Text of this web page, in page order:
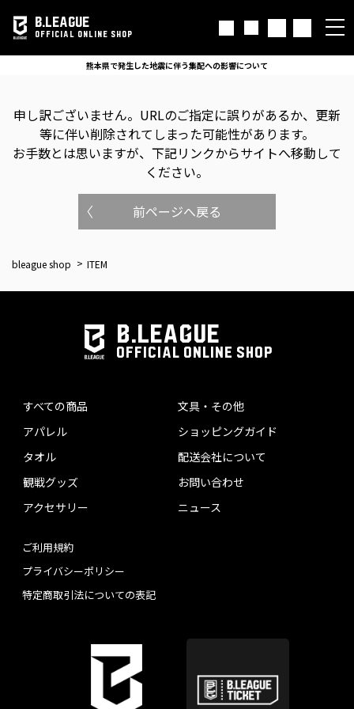
B.LEAGUE
OFFICIAL ONLINE SHOP
熊本県で発生した地震に伴う集配への影響について
申し訳ございません。 URLのご指定に誤りがあるか、更新
等に伴い削除されてしまった可能性があります。
お手数とは思いますが、下記リンクからサイトへ移動して
ください。
前ページへ戻る
bleague shop ITEM
B.LEAGUE
OFFICIAL ONLINE SHOP
すべての商品
アパレル
タオル
観戦グッズ
アクセサリー
文具・その他
ショッピングガイド
配送会社について
お問い合わせ
ニュース
ご利用規約
プライバシーポリシー
特定商取引法についての表記